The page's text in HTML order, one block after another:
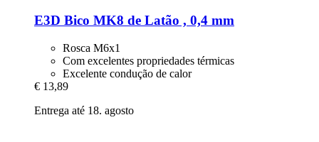
E3D Bico MK8 de Latão , 0,4 mm
Rosca M6x1
Com excelentes propriedades térmicas
Excelente condução de calor
€ 13,89
Entrega até 18. agosto